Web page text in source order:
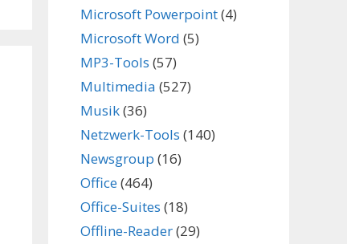
Microsoft Powerpoint(4)
Microsoft Word (5)
MP3-Tools (57)
Multimedia (527)
Musik(36)
Netzwerk-Tools (140)
Newsgroup (16)
Office(464)
Office-Suites (18)
Offline-Reader(29)